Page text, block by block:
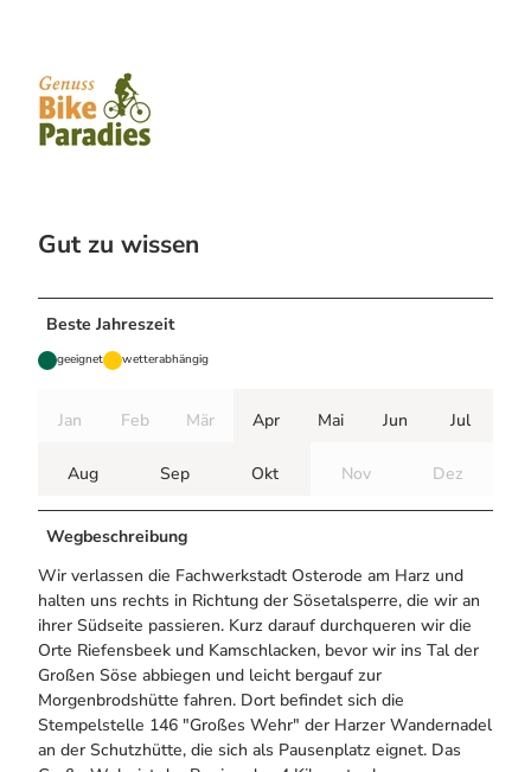
Gut zu wissen
Beste Jahreszeit
geeignet wetterabhängig
Jan Feb Mär Apr Mai Jun Jul
Aug Sep Okt Nov Dez
Wegbeschreibung
Wir verlassen die Fachwerkstadt Osterode am Harz und
halten uns rechts in Richtung der Sösetalsperre, die wir an
ihrer Südseite passieren. Kurz darauf durchqueren wir die
Orte Riefensbeek und Kamschlacken, bevor wir ins Tal der
Großen Söse abbiegen und leicht bergauf zur
Morgenbrodshütte fahren. Dort befindet sich die
Stempelstelle 146 "Großes Wehr" der Harzer Wandernadel
an der Schutzhütte, die sich als Pausenplatz eignet. Das